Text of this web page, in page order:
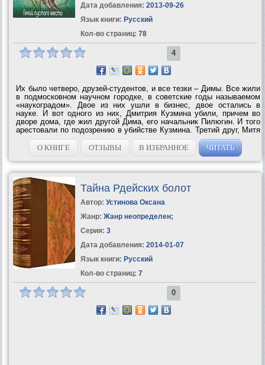
Дата добавления: 2013-09-26
Язык книги: Русский
Кол-во страниц: 78
4
Их было четверо, друзей-студентов, и все тезки – Димы. Все жили
в подмосковном научном городке, в советские годы называемом
«наукоградом». Двое из них ушли в бизнес, двое остались в
науке. И вот одного из них, Дмитрия Кузмина убили, причем во
дворе дома, где жил другой Дима, его начальник Пилюгин. И того
арестовали по подозрению в убийстве Кузмина. Третий друг, Митя
Хохлов, не верит, что убийца Пилюгин. Он хочет установить
истину, невзирая...
О КНИГЕ ОТЗЫВЫ В ИЗБРАННОЕ ЧИТАТЬ
Тайна Рдейских болот
Автор: Устинова Оксана
Жанр: Жанр неопределен;
Серия: 3
Дата добавления: 2014-01-07
Язык книги: Русский
Кол-во страниц: 7
0